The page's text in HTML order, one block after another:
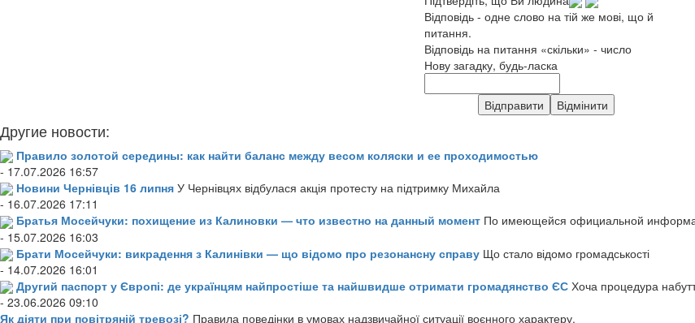
Відповідь - одне слово на тій же мові, що й
питання.
Відповідь на питання «скільки» - число
Нову загадку, будь-ласка
Другие новости:
Правило золотой середины: как найти баланс между весом коляски и ее проходимостью
- 17.07.2026 16:57
Новини Чернівців 16 липня У Чернівцях відбулася акція протесту на підтримку Михайла
- 16.07.2026 17:11
Братья Мосейчуки: похищение из Калиновки — что известно на данный момент По имеющейся официальной
- 15.07.2026 16:03
Брати Мосейчуки: викрадення з Калинівки — що відомо про резонансну справу Що стало відомо громадськості
- 14.07.2026 16:01
Другий паспорт у Європі: де українцям найпростіше та найшвидше отримати громадянство ЄС Хоча процедура
- 23.06.2026 09:10
Як діяти при повітряній тревозі? Правила поведінки в умовах надзвичайної ситуації воєнного характеру.